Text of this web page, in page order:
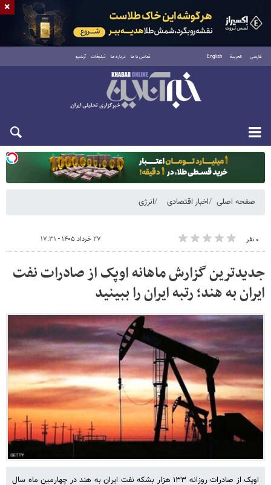
فارسی العربية English تماس با ما درباره ما تبلیغات آرشیو
یکشنبه ۱۸ مرداد ۱۴۰۵
صفحه اصلی اخبار اقتصادی انرژی
۰ نفر ۲۷ خرداد ۱۴۰۵ - ۱۷:۳۱
جدیدترین گزارش ماهانه اوپک از صادرات نفت
ایران به هند؛ رتبه ایران را ببینید
اوپک از صادرات روزانه ۱۳۳ هزار بشکه نفت ایران به هند در چهارمین ماه سال
×